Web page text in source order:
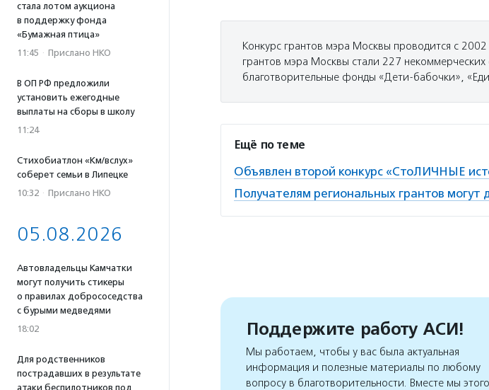
стала лотом аукциона
в поддержку фонда
«Бумажная птица»
11:45 · Прислано НКО
В ОП РФ предложили
установить ежегодные
выплаты на сборы в школу
11:24
Стихобиатлон «Км/вслух»
соберет семьи в Липецке
10:32 · Прислано НКО
05.08.2026
Автовладельцы Камчатки
могут получить стикеры
о правилах добрососедства
с бурыми медведями
18:02
Для родственников
пострадавших в результате
атаки беспилотников под
Конкурс грантов мэра Москвы проводится с
грантов мэра Москвы стали 227
благотворительные фонды «Дети-бабочки»,
Ещё по теме
Объявлен второй конкурс «СтоЛИЧНЫЕ
Получателям региональных грантов
Поддержите работу АСИ!
Мы работаем, чтобы у вас была актуальная
информация и полезные материалы по любому
вопросу в благотворительности. Вместе мы этого